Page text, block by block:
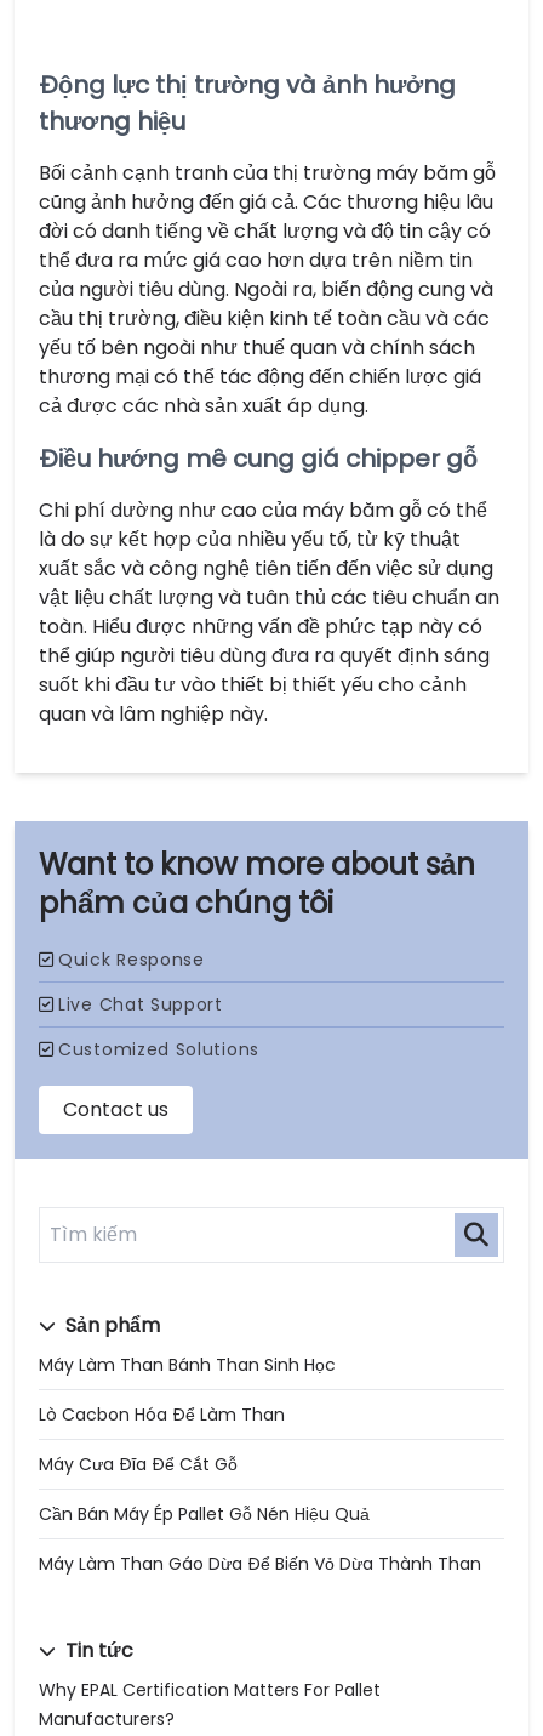
sản
phẩm của chúng tôi
Sản phẩm
Máy Làm Than Bánh Than Sinh Học
Lò Cacbon Hóa Để Làm Than
Máy Cưa Đĩa Để Cắt Gỗ
Cần Bán Máy Ép Pallet Gỗ Nén Hiệu Quả
Máy Làm Than Gáo Dừa Để Biến Vỏ Dừa Thành Than
Tin tức
Why EPAL Certification Matters For Pallet
Manufacturers?
Động lực thị trường và ảnh hưởng
thương hiệu
Bối cảnh cạnh tranh của thị trường máy băm gỗ
cũng ảnh hưởng đến giá cả. Các thương hiệu lâu
đời có danh tiếng về chất lượng và độ tin cậy có
thể đưa ra mức giá cao hơn dựa trên niềm tin
của người tiêu dùng. Ngoài ra, biến động cung và
cầu thị trường, điều kiện kinh tế toàn cầu và các
yếu tố bên ngoài như thuế quan và chính sách
thương mại có thể tác động đến chiến lược giá
cả được các nhà sản xuất áp dụng.
Điều hướng mê cung giá chipper gỗ
Chi phí dường như cao của máy băm gỗ có thể
là do sự kết hợp của nhiều yếu tố, từ kỹ thuật
xuất sắc và công nghệ tiên tiến đến việc sử dụng
vật liệu chất lượng và tuân thủ các tiêu chuẩn an
toàn. Hiểu được những vấn đề phức tạp này có
thể giúp người tiêu dùng đưa ra quyết định sáng
suốt khi đầu tư vào thiết bị thiết yếu cho cảnh
quan và lâm nghiệp này.